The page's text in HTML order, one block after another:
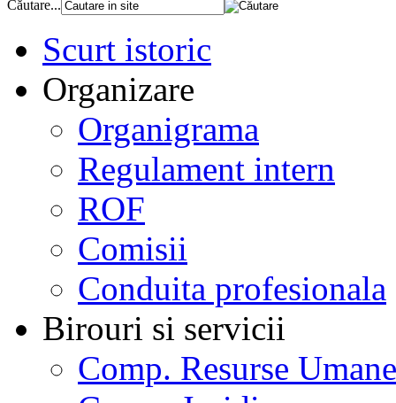
Căutare...
Scurt istoric
Organizare
Organigrama
Regulament intern
ROF
Comisii
Conduita profesionala
Birouri si servicii
Comp. Resurse Umane